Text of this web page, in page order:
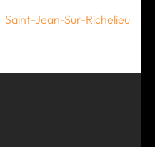
Saint-Jean-Sur-Richelieu